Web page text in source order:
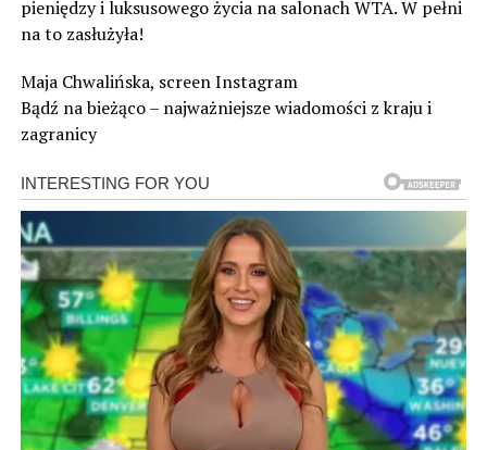
pieniędzy i luksusowego życia na salonach WTA. W pełni
na to zasłużyła!
Maja Chwalińska, screen Instagram
Bądź na bieżąco – najważniejsze wiadomości z kraju i
zagranicy